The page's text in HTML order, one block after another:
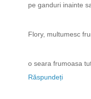
pe ganduri inainte
Flory, multumesc
o seara frumoasa
Răspundeți